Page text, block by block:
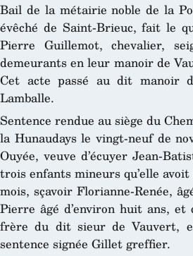
Bail de la métairie noble de la
évêché de Saint-Brieuc, fait le
Pierre Guillemot, chevalier,
demeurants en leur manoir de
Cet acte passé au dit manoir
Lamballe.
Sentence rendue au siège du
la Hunaudays le vingt-neuf de
Ouyée, veuve d’écuyer Jean-
trois enfants mineurs qu’elle
mois, sçavoir Florianne-Renée,
Pierre âgé d’environ huit ans, et
frère du dit sieur de Vauvert,
sentence signée Gillet greffier.